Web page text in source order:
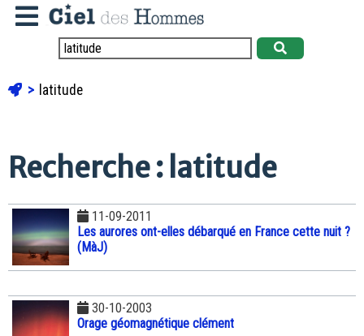
latitude
Recherche : latitude
11-09-2011
Les aurores ont-elles débarqué en France cette nuit ?
(MàJ)
30-10-2003
Orage géomagnétique clément